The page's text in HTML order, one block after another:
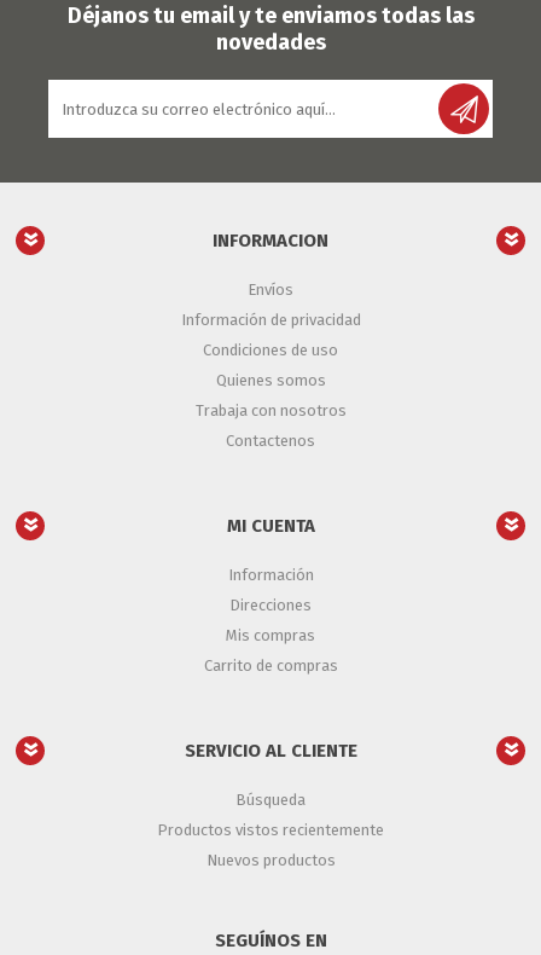
Déjanos tu email y te enviamos todas las
novedades
INFORMACION
Envíos
Información de privacidad
Condiciones de uso
Quienes somos
Trabaja con nosotros
Contactenos
MI CUENTA
Información
Direcciones
Mis compras
Carrito de compras
SERVICIO AL CLIENTE
Búsqueda
Productos vistos recientemente
Nuevos productos
SEGUÍNOS EN